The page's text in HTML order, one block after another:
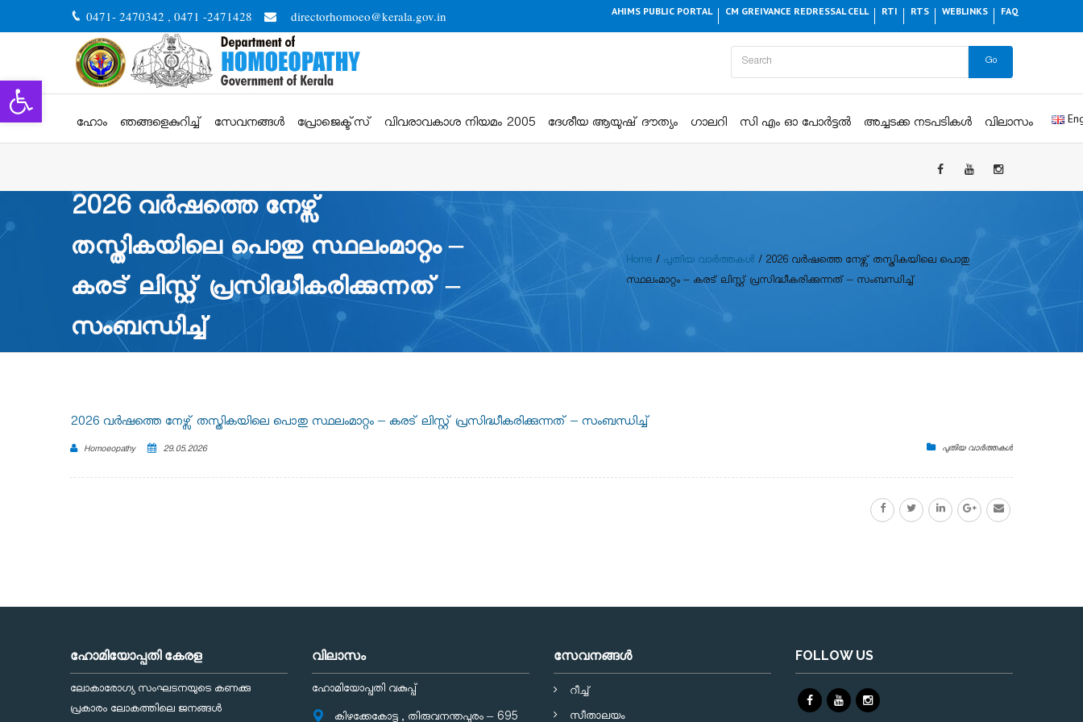
Open toolbar
0471- 2470342 , 0471 -2471428 directorhomoeo@kerala.gov.in AHIMS PUBLIC PORTAL CM GREIVANCE REDRESSAL CELL RTI RTS WEBLINKS FAQ
Go
ഹോം ഞങ്ങളെകുറിച്ച് സേവനങ്ങള്‍ പ്രോജെക്ട്സ് വിവരാവകാശ നിയമം 2005 ദേശീയ ആയുഷ് ദൗത്യം ഗാലറി സി എം ഓ പോർട്ടൽ അച്ചടക്ക നടപടികൾ വിലാസം
2026 വർഷത്തെ നേഴ്സ്
തസ്തികയിലെ പൊതു സ്ഥലംമാറ്റം –
കരട് ലിസ്റ്റ് പ്രസിദ്ധീകരിക്കുന്നത് –
സംബന്ധിച്ച്
Home / പുതിയ വാർത്തകൾ / 2026 വർഷത്തെ നേഴ്സ് തസ്തികയിലെ പൊതു
സ്ഥലംമാറ്റം – കരട് ലിസ്റ്റ് പ്രസിദ്ധീകരിക്കുന്നത് – സംബന്ധിച്ച്
2026 വർഷത്തെ നേഴ്സ് തസ്തികയിലെ പൊതു സ്ഥലംമാറ്റം – കരട് ലിസ്റ്റ് പ്രസിദ്ധീകരിക്കുന്നത് – സംബന്ധിച്ച്
Homoeopathy 29.05.2026 പുതിയ വാർത്തകൾ
ഹോമിയോപ്പതി കേരള
ലോകാരോഗ്യ സംഘടനയുടെ കണക്കു
പ്രകാരം ലോകത്തിലെ ജനങ്ങള്‍
വിലാസം
ഹോമിയോപ്പതി വകുപ്പ്
കിഴക്കേകോട്ട , തിരുവനന്തപുരം – 695
സേവനങ്ങള്‍
റീച്ച്
സീതാലയം
FOLLOW US